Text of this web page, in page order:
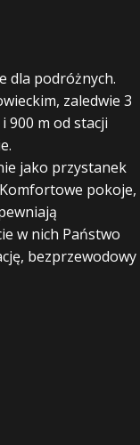
dla podróżnych.
zaledwie 3
900 m od stacji
jako przystanek
pokoje,
w nich Państwo
bezprzewodowy